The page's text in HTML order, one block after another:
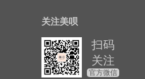
关注美呗
扫码
关注
官方微信